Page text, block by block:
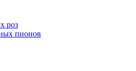
роз
пионов